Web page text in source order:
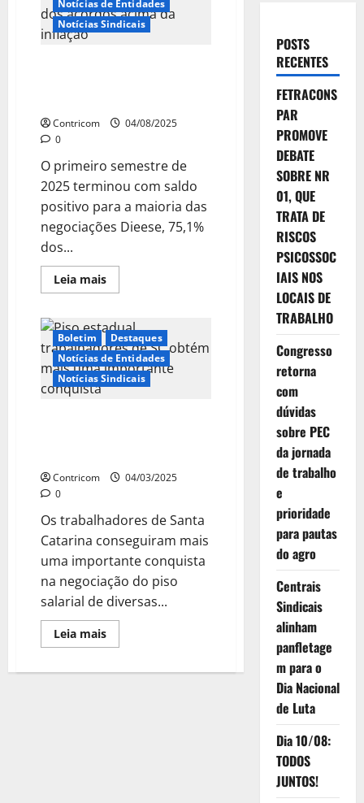
Notícias de Entidades
Notícias Sindicais
Contricom
04/08/2025
0
O primeiro semestre de
2025 terminou com saldo
positivo para a maioria das
negociações Dieese, 75,1%
dos...
Leia maisLeia
mais
salariais:
1º
semestre
fecha
com
75%dos
acordos
Boletim
Destaques
Notícias de Entidades
Notícias Sindicais
Contricom
04/03/2025
0
Os trabalhadores de Santa
Catarina conseguiram mais
uma importante conquista
na negociação do piso
salarial de diversas...
Leia maisLeia
mais
estadual:
POSTS
RECENTES
FETRACONS
PAR
PROMOVE
DEBATE
SOBRE NR
01, QUE
TRATA DE
RISCOS
PSICOSSOC
IAIS NOS
LOCAIS DE
TRABALHO
Congresso
retorna
com
dúvidas
sobre PEC
da jornada
de trabalho
e
prioridade
para pautas
do agro
Centrais
Sindicais
alinham
panfletage
m para o
Dia Nacional
de Luta
Dia 10/08:
TODOS
JUNTOS!